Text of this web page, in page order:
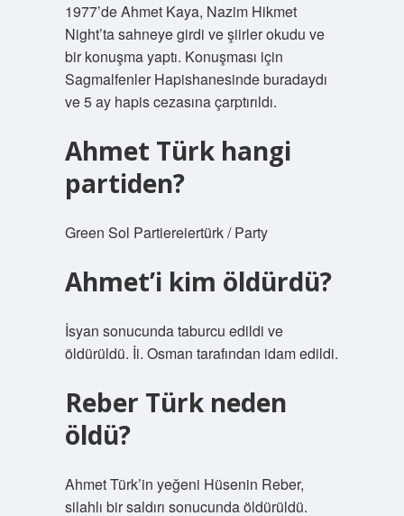
1977’de Ahmet Kaya, Nazim Hikmet
Night’ta sahneye girdi ve şiirler okudu ve
bir konuşma yaptı. Konuşması için
Sagmalfenler Hapishanesinde buradaydı
ve 5 ay hapis cezasına çarptırıldı.
Ahmet Türk hangi
partiden?
Green Sol Partiereiertürk / Party
Ahmet’i kim öldürdü?
İsyan sonucunda taburcu edildi ve
öldürüldü. İi. Osman tarafından idam edildi.
Reber Türk neden
öldü?
Ahmet Türk’in yeğeni Hüsenin Reber,
silahlı bir saldırı sonucunda öldürüldü.